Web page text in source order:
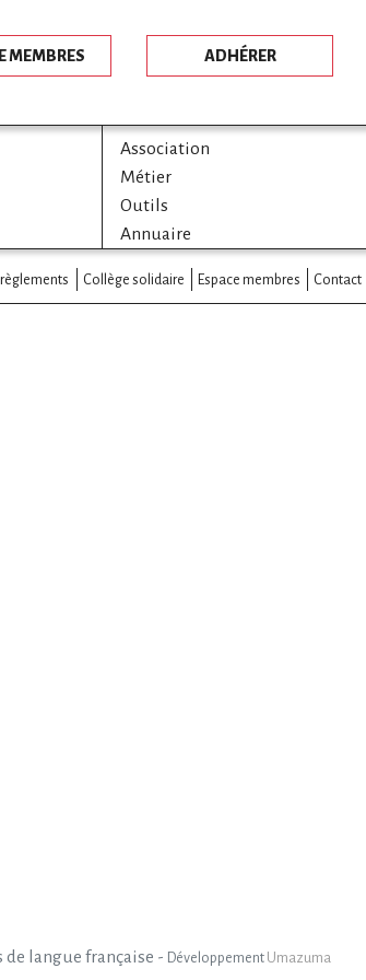
MEMBRES ADHÉRER
Association
Métier
Outils
Annuaire
Collège solidaire Espace membres Contact
de langue française - Développement Umazuma